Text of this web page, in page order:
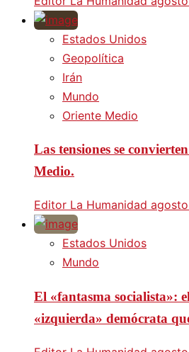
Estados Unidos
Geopolítica
Irán
Mundo
Oriente Medio
Las tensiones se
Medio.
Editor La Humanidad
Estados Unidos
Mundo
El «fantasma socialista»:
«izquierda» demócrata